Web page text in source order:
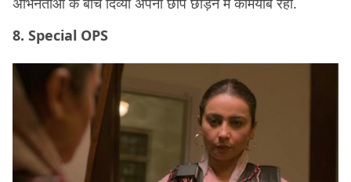
8. Special OPS